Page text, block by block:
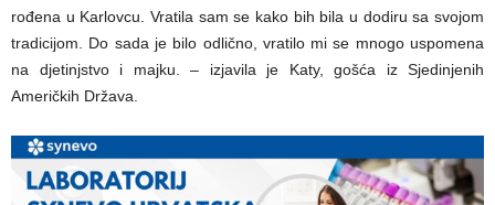
rođena u Karlovcu. Vratila sam se kako bih bila u dodiru sa svojom
tradicijom. Do sada je bilo odlično, vratilo mi se mnogo uspomena
na djetinjstvo i majku. – izjavila je Katy, gošća iz Sjedinjenih
Američkih Država.